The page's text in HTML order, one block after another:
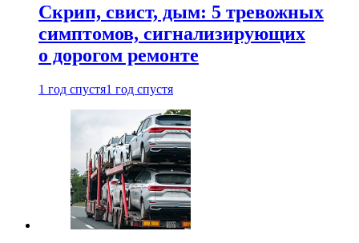
Скрип, свист, дым: 5 тревожных
симптомов, сигнализирующих
о дорогом ремонте
1 год спустя1 год спустя